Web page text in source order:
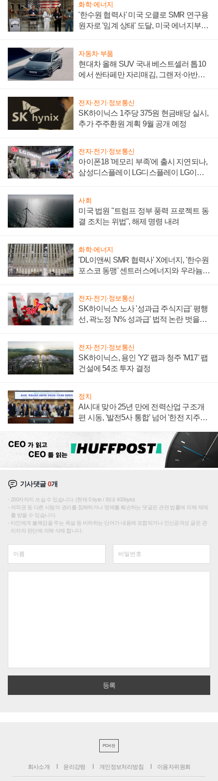
화학·에너지
'한수원 협력사' 미국 오클로 SMR 연구용
원자로 '임계 상태' 도달, 미국 에너지부
자동차·부품
현대차 올해 SUV 국내 베스트셀러 톱10
에서 싼타페만 자리매김, 그랜저·아반떼
전자·전기·정보통신
SK하이닉스 1주당 375원 현금배당 실시,
추가 주주환원 계획 9월 공개 예정
전자·전기·정보통신
아이폰18 '메모리 부족'에 출시 지연되나,
삼성디스플레이 LG디스플레이 LG이노
사회
미국 법원 "트럼프 정부 풍력 프로젝트 동
결 조치는 위법", 해제 명령 내려
화학·에너지
'DL이앤씨 SMR 협력사' X에너지, '한수원
포스코 동맹' 센트러스에너지와 우라늄
전자·전기·정보통신
SK하이닉스 노사 '성과급 주식지급' 평행
선, 곽노정 'N% 성과급' 법적 논란 벗을지
전자·전기·정보통신
SK하이닉스, 용인 'Y2' 팹과 청주 'M17' 팹
건설에 54조 투자 결정
정치
AI시대 맞아 25년 만에 전력산업 구조개
편 시동, '발전5사 통합' 넘어 '한전 지주사'
기사댓글0개
200자까지 쓰실 수 있습니다. (현재 0 byte / 최대 400byte)
저작권 등 다른 사람의 권리를 침해하거나 명예를 훼손하는 댓글은 관련 법률에 의해 제재
를 받을 수 있습니다.
타인에게 불쾌감을 주는 욕설 등 비하하는 단어가 내용에 포함되거나 인신공격성 글은 관
리자의 판단에 의해 삭제 합니다.
PC버전
회사소개 윤리강령 개인정보처리방침 이용자위원회